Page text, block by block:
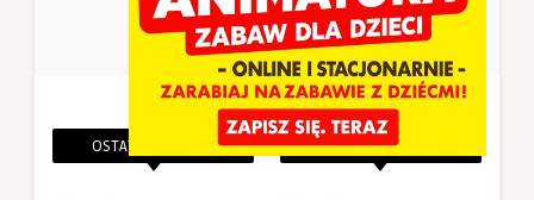
OSTATNIE PINEZKI POWIĄZANE PINEZKI